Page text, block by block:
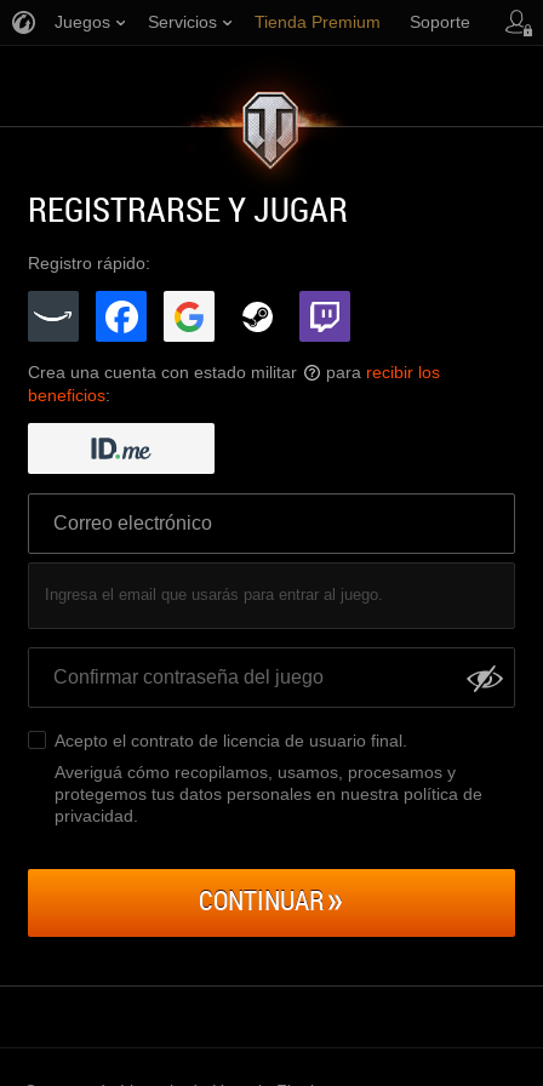
Juegos Servicios Tienda Premium Soporte
REGISTRARSE Y JUGAR
Registro rápido:
Crea una cuenta con estado militar ? para recibir los
beneficios:
Ingresa el email que usarás para entrar al juego.
Acepto el contrato de licencia de usuario final
Averiguá cómo recopilamos, usamos, procesamos y
protegemos tus datos personales en nuestra política de
privacidad
CONTINUAR